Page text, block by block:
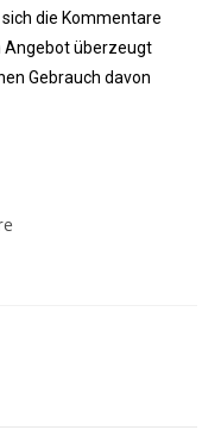
die Kommentare
Angebot überzeugt
Gebrauch davon